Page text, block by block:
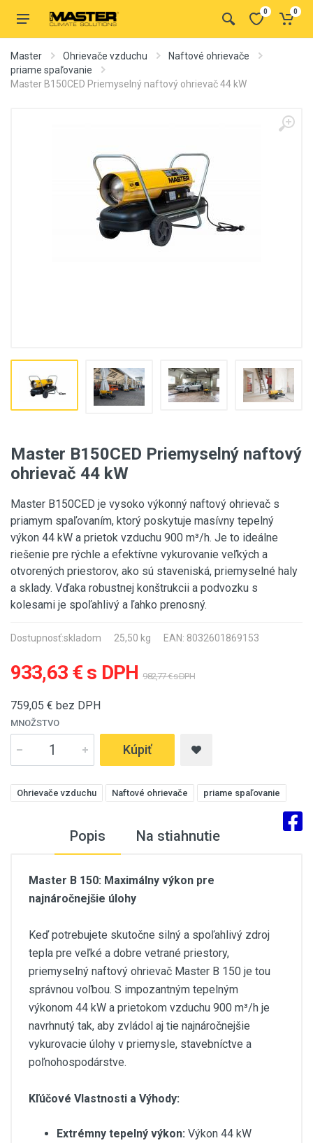
0 0
Master Ohrievače vzduchu
Naftové ohrievače
priame spaľovanie
Master B150CED Priemyselný naftový ohrievač 44 kW
Master B150CED Priemyselný naftový
ohrievač 44 kW
Master B150CED je vysoko výkonný naftový ohrievač s
priamym spaľovaním, ktorý poskytuje masívny tepelný
výkon 44 kW a prietok vzduchu 900 m³/h. Je to ideálne
riešenie pre rýchle a efektívne vykurovanie veľkých a
otvorených priestorov, ako sú staveniská, priemyselné haly
a sklady. Vďaka robustnej konštrukcii a podvozku s
kolesami je spoľahlivý a ľahko prenosný.
Dostupnosť:skladom 25,50 kg EAN: 8032601869153
933,63 € s DPH 982,77 € s DPH
759,05 € bez DPH
MNOŽSTVO
Kúpiť
Ohrievače vzduchu Naftové ohrievače priame spaľovanie
Popis Na stiahnutie
Master B 150: Maximálny výkon pre
najnáročnejšie úlohy
Keď potrebujete skutočne silný a spoľahlivý zdroj
tepla pre veľké a dobre vetrané priestory,
priemyselný naftový ohrievač Master B 150 je tou
správnou voľbou. S impozantným tepelným
výkonom 44 kW a prietokom vzduchu 900 m³/h je
navrhnutý tak, aby zvládol aj tie najnáročnejšie
vykurovacie úlohy v priemysle, stavebníctve a
poľnohospodárstve.
Kľúčové Vlastnosti a Výhody:
Extrémny tepelný výkon: Výkon 44 kW